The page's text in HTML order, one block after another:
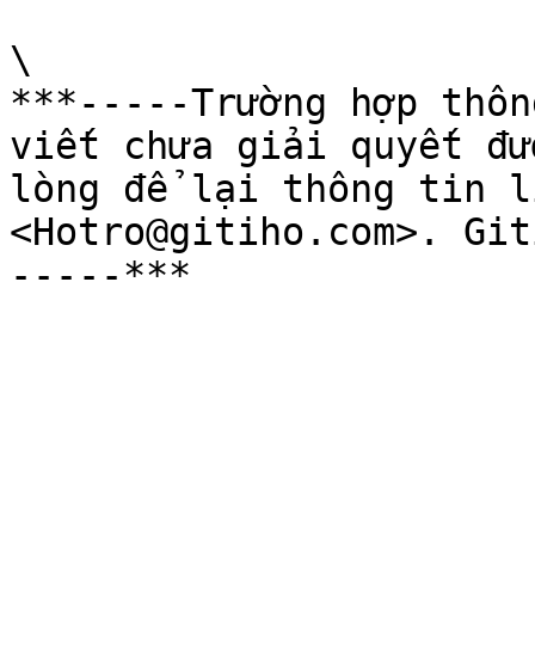
\
***-----Trường hợp
viết chưa giải quyết
lòng để lại thông tin
<Hotro@gitiho.com>.